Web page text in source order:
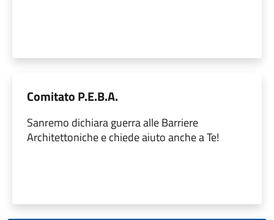
Comitato P.E.B.A.
Sanremo dichiara guerra alle Barriere
Architettoniche e chiede aiuto anche a Te!